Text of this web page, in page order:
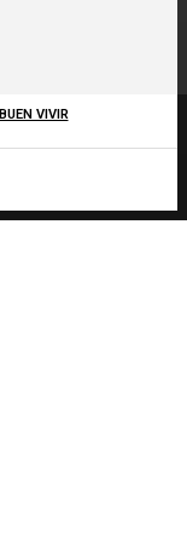
BUEN VIVIR